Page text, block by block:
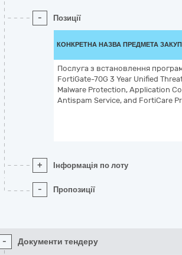
- Позиції
КОНКРЕТНА НАЗВА ПРЕДМЕТА
Послуга з встановлення
FortiGate-70G 3 Year Unified
Malware Protection, Application
Antispam Service, and FortiCare
+ Інформація по лоту
- Пропозиції
- Документи тендеру